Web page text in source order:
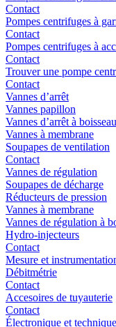
Contact
Pompes centrifuges à
Contact
Pompes centrifuges à
Contact
Trouver une pompe
Contact
Vannes d’arrêt
Vannes papillon
Vannes d’arrêt à
Vannes à membrane
Soupapes de ventilation
Contact
Vannes de régulation
Soupapes de décharge
Réducteurs de pression
Vannes à membrane
Vannes de régulation à
Hydro-injecteurs
Contact
Mesure et
Débitmétrie
Contact
Accesoires de tuyauterie
Contact
Électronique et